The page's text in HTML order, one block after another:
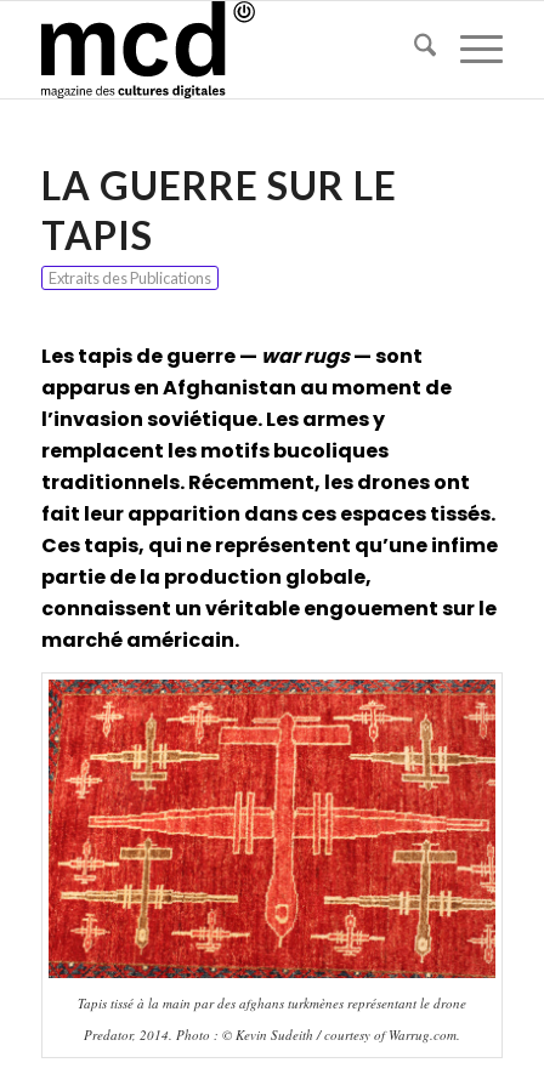
LA GUERRE SUR LE
TAPIS
Extraits des Publications
Les tapis de guerre — war rugs— sont
apparus en Afghanistan au moment de
l’invasion soviétique. Les armes y
remplacent les motifs bucoliques
traditionnels. Récemment, les drones ont
fait leur apparition dans ces espaces tissés.
Ces tapis, qui ne représentent qu’une infime
partie de la production globale,
connaissent un véritable engouement sur le
marché américain.
Tapis tissé à la main par des afghans turkmènes représentant le drone
Predator, 2014. Photo : © Kevin Sudeith / courtesy of Warrug.com.